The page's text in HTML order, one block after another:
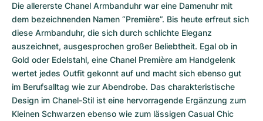
Die allererste Chanel Armbanduhr war eine Damenuhr mit
dem bezeichnenden Namen “Première”. Bis heute erfreut sich
diese Armbanduhr, die sich durch schlichte Eleganz
auszeichnet, ausgesprochen großer Beliebtheit. Egal ob in
Gold oder Edelstahl, eine Chanel Première am Handgelenk
wertet jedes Outfit gekonnt auf und macht sich ebenso gut
im Berufsalltag wie zur Abendrobe. Das charakteristische
Design im Chanel-Stil ist eine hervorragende Ergänzung zum
Kleinen Schwarzen ebenso wie zum lässigen Casual Chic